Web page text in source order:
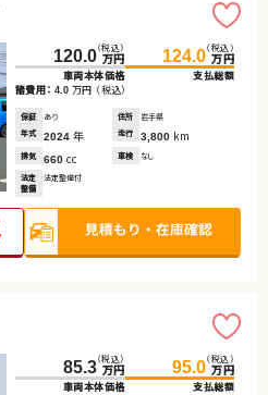
120.0（税込）
万円
車両本体価格
124.0（税込）
万円
支払総額
諸費用： 4.0 万円 （税込）
保証 あり 住所
岩手県
年式
2024 年 走行 3,800 km
排気 660 cc 車検 なし
法定
整備
法定整備付
85.3（税込）
万円
車両本体価格
95.0（税込）
万円
支払総額